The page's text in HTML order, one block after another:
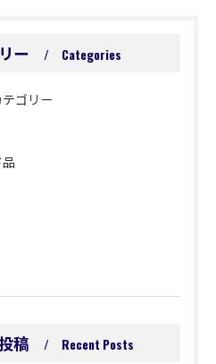
ー Categories
ゴリー
稿 Recent Posts